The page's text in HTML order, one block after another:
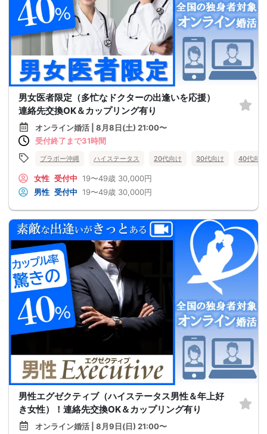
男女医者限定（多忙なドクターの出逢いを応援）
連絡先交換OK＆カップリング有り
オンライン婚活 | 8月8日(土) 21:00〜
受付終了まで31時間
ブラボー沖縄 ハイステータス 20代向け 30代向け 40代向け
女性 受付中 19〜49歳 30,000円
男性 受付中 19〜49歳 30,000円
男性エグゼクティブ（ハイステータス男性＆年上好
き女性）！連絡先交換OK＆カップリング有り
オンライン婚活 | 8月9日(日) 21:00〜